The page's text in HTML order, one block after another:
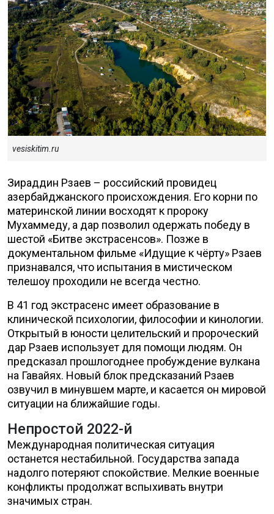
vesiskitim.ru
Зираддин Рзаев – российский провидец
азербайджанского происхождения. Его корни по
материнской линии восходят к пророку
Мухаммеду, а дар позволил одержать победу в
шестой «Битве экстрасенсов». Позже в
документальном фильме «Идущие к чёрту» Рзаев
признавался, что испытания в мистическом
телешоу проходили не всегда честно.
В 41 год экстрасенс имеет образование в
клинической психологии, философии и кинологии.
Открытый в юности целительский и пророческий
дар Рзаев использует для помощи людям. Он
предсказал прошлогоднее пробуждение вулкана
на Гавайях. Новый блок предсказаний Рзаев
озвучил в минувшем марте, и касается он мировой
ситуации на ближайшие годы.
Непростой 2022-й
Международная политическая ситуация
останется нестабильной. Государства запада
надолго потеряют спокойствие. Мелкие военные
конфликты продолжат вспыхивать внутри
значимых стран.